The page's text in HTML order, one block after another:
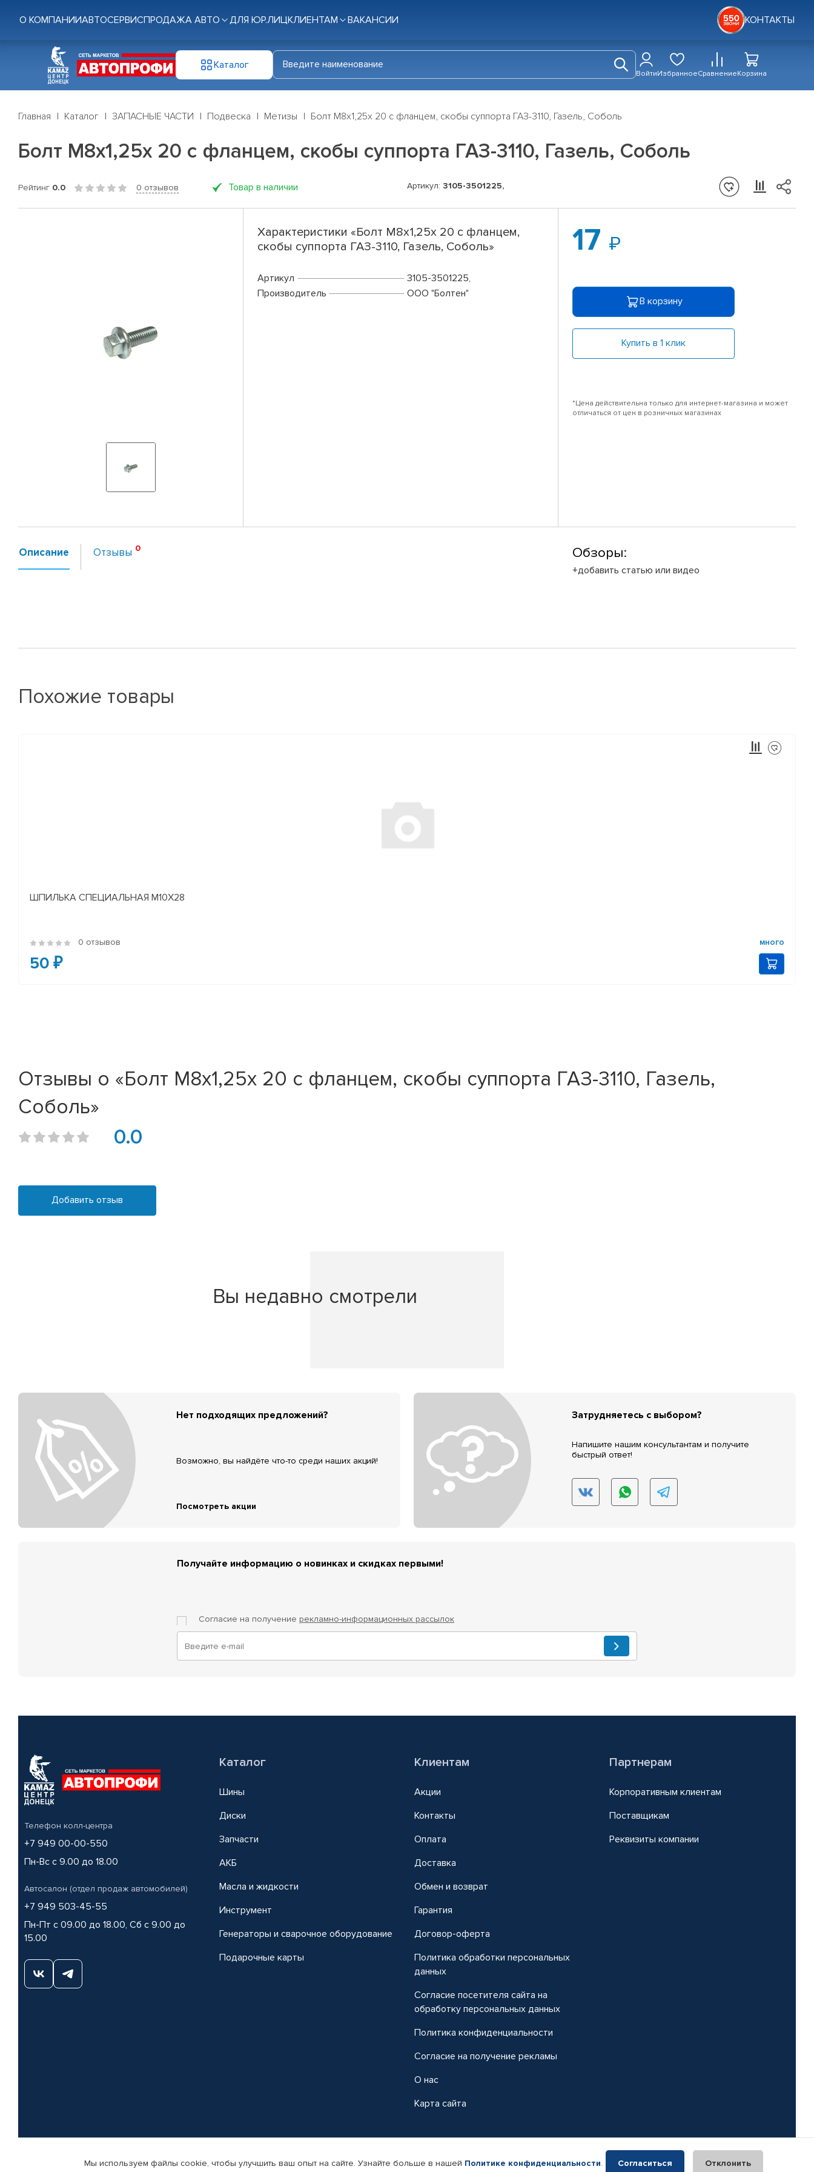
О КОМПАНИИАВТОСЕРВИСПРОДАЖА АВТО ДЛЯ ЮР.ЛИЦКЛИЕНТАМ ВАКАНСИИ КОНТАКТЫ
Каталог
ВойтиИзбранноеСравнениеКорзина
Главная Каталог ЗАПАСНЫЕ ЧАСТИ Подвеска Метизы Болт М8х1,25х 20 с фланцем, скобы суппорта ГАЗ-3110, Газель, Соболь
Болт М8х1,25х 20 с фланцем, скобы суппорта ГАЗ-3110, Газель, Соболь
Рейтинг 0.0 0 отзывов Товар в наличии Артикул: 3105-3501225,
Характеристики «Болт М8х1,25х 20 с фланцем,
скобы суппорта ГАЗ-3110, Газель, Соболь»
Артикул
3105-3501225,
Производитель
ООО "Болтен"
17
В корзину
Купить в 1 клик
*Цена действительна только для интернет-магазина и может
отличаться от цен в розничных магазинах
Описание Отзывы Обзоры:
+добавить статью или видео
Похожие товары
ШПИЛЬКА СПЕЦИАЛЬНАЯ М10Х28
0 отзывов много
50 ₽
Отзывы о «Болт М8х1,25х 20 с фланцем, скобы суппорта ГАЗ-3110, Газель,
Соболь»
0.0
Добавить отзыв
Вы недавно смотрели
Нет подходящих предложений?
Возможно, вы найдёте что-то среди наших акций!
Посмотреть акции
Затрудняетесь с выбором?
Напишите нашим консультантам и получите
быстрый ответ!
Получайте информацию о новинках и скидках первыми!
Согласие на получение рекламно-информационных рассылок
Телефон колл-центра
+7 949 00-00-550
Пн-Вс с 9.00 до 18.00
Автосалон (отдел продаж автомобилей)
+7 949 503-45-55
Пн-Пт с 09.00 до 18.00, Сб с 9.00 до
15.00
Каталог
Шины
Диски
Запчасти
АКБ
Масла и жидкости
Инструмент
Генераторы и сварочное оборудование
Подарочные карты
Клиентам
Акции
Контакты
Оплата
Доставка
Обмен и возврат
Гарантия
Договор-оферта
Политика обработки персональных
данных
Согласие посетителя сайта на
обработку персональных данных
Политика конфиденциальности
Согласие на получение рекламы
О нас
Карта сайта
Партнерам
Корпоративным клиентам
Поставщикам
Реквизиты компании
© КАМАЗ ЦЕНТР ДОНЕЦК, 2015-2026. Все права защищены. Интернет-магазин автомобильных товаров Автопрофи.
Мы используем файлы cookie, чтобы улучшить ваш опыт на сайте. Узнайте больше в нашей Политике конфиденциальности. Согласиться Отклонить